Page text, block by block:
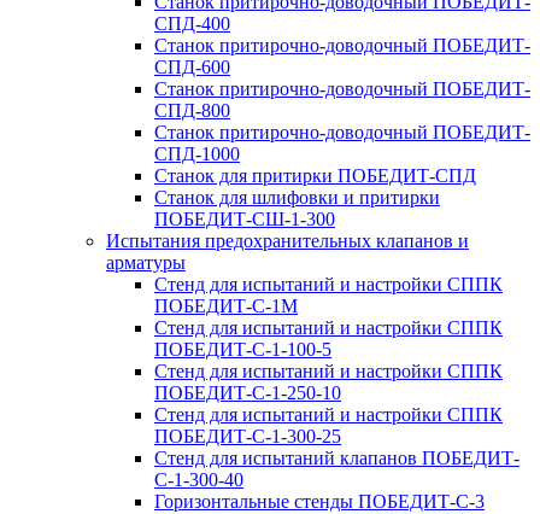
СПД-400
Станок притирочно-доводочный ПОБЕДИТ-
СПД-600
Станок притирочно-доводочный ПОБЕДИТ-
СПД-800
Станок притирочно-доводочный ПОБЕДИТ-
СПД-1000
Станок для притирки ПОБЕДИТ‑СПД
Станок для шлифовки и притирки
ПОБЕДИТ‑СШ‑1‑300
Испытания предохранительных клапанов и
арматуры
Стенд для испытаний и настройки СППК
ПОБЕДИТ‑С‑1М
Стенд для испытаний и настройки СППК
ПОБЕДИТ‑С‑1‑100‑5
Стенд для испытаний и настройки СППК
ПОБЕДИТ‑С‑1‑250‑10
Стенд для испытаний и настройки СППК
ПОБЕДИТ-С-1-300-25
Стенд для испытаний клапанов ПОБЕДИТ-
С-1-300-40
Горизонтальные стенды ПОБЕДИТ‑С‑3